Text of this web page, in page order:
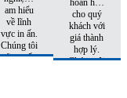
am hiểu
về lĩnh
vực in ấn.
Chúng tôi
sẽ tư vấn
hoàn hảo
cho quý
khách với
giá thành
hợp lý.
Chúng tôi